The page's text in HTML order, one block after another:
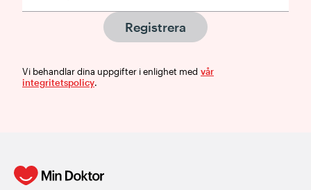
Registrera
Vi behandlar dina uppgifter i enlighet med vår
integritetspolicy.